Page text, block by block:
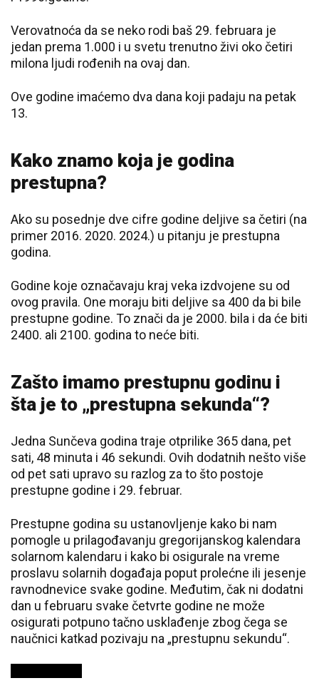
Verovatnoća da se neko rodi baš 29. februara je
jedan prema 1.000 i u svetu trenutno živi oko četiri
milona ljudi rođenih na ovaj dan.
Ove godine imaćemo dva dana koji padaju na petak
13.
Kako znamo koja je godina
prestupna?
Ako su posednje dve cifre godine deljive sa četiri (na
primer 2016. 2020. 2024.) u pitanju je prestupna
godina.
Godine koje označavaju kraj veka izdvojene su od
ovog pravila. One moraju biti deljive sa 400 da bi bile
prestupne godine. To znači da je 2000. bila i da će biti
2400. ali 2100. godina to neće biti.
Zašto imamo prestupnu godinu i
šta je to „prestupna sekunda“?
Jedna Sunčeva godina traje otprilike 365 dana, pet
sati, 48 minuta i 46 sekundi. Ovih dodatnih nešto više
od pet sati upravo su razlog za to što postoje
prestupne godine i 29. februar.
Prestupne godina su ustanovljenje kako bi nam
pomogle u prilagođavanju gregorijanskog kalendara
solarnom kalendaru i kako bi osigurale na vreme
proslavu solarnih događaja poput prolećne ili jesenje
ravnodnevice svake godine. Međutim, čak ni dodatni
dan u februaru svake četvrte godine ne može
osigurati potpuno tačno usklađenje zbog čega se
naučnici katkad pozivaju na „prestupnu sekundu“.